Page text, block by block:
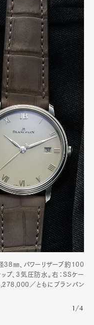
38㎜、パワーリザーブ約100
ップ、3気圧防水。右：SSケー
／ともにブランパン
1/4